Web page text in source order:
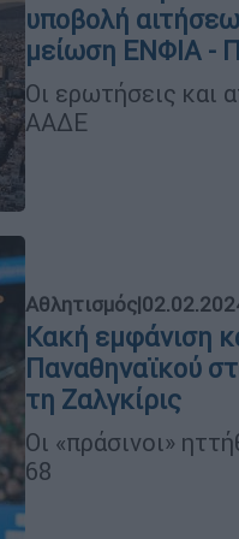
υποβολή
μείωση ΕΝΦΙΑ -
Οι ερωτήσεις και
ΑΑΔΕ
Αθλητισμός|
Κακή εμφάνιση
Παναθηναϊκού
τη Ζαλγκίρις
Οι «πράσινοι»
68